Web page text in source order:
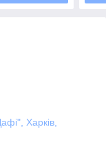
Харків,